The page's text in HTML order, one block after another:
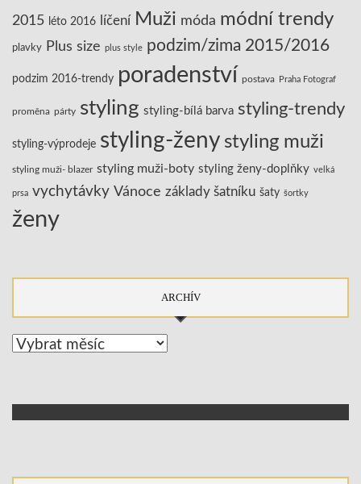
2015 léto 2016 líčení Muži móda módní trendy
plavky Plus size plus style podzim/zima 2015/2016
podzim 2016-trendy poradenství postava Praha Fotograf
proměna párty styling styling-bílá barva styling-trendy
styling-výprodeje styling-ženy styling muži
styling muži- blazer styling muži-boty styling ženy-doplňky velká
prsa vychytávky Vánoce základy šatníku šaty šortky
ženy
ARCHÍV
Archív